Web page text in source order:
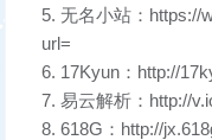
无名小站：https://
url=
17Kyun：http://
易云解析：http://
618G：http://